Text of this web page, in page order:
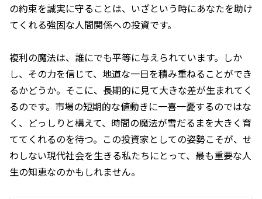
の約束を誠実に守ることは、いざという時にあなたを助け
てくれる強固な人間関係への投資です。
複利の魔法は、誰にでも平等に与えられています。しか
し、その力を信じて、地道な一日を積み重ねることができ
るかどうか。そこに、長期的に見て大きな差が生まれてく
るのです。市場の短期的な値動きに一喜一憂するのではな
く、どっしりと構えて、時間の魔法が雪だるまを大きく育
ててくれるのを待つ。この投資家としての姿勢こそが、せ
わしない現代社会を生きる私たちにとって、最も重要な人
生の知恵なのかもしれません。